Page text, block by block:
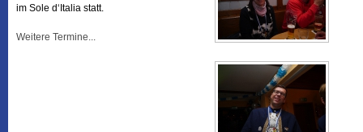
im Sole d‘Italia statt.
Weitere Termine...